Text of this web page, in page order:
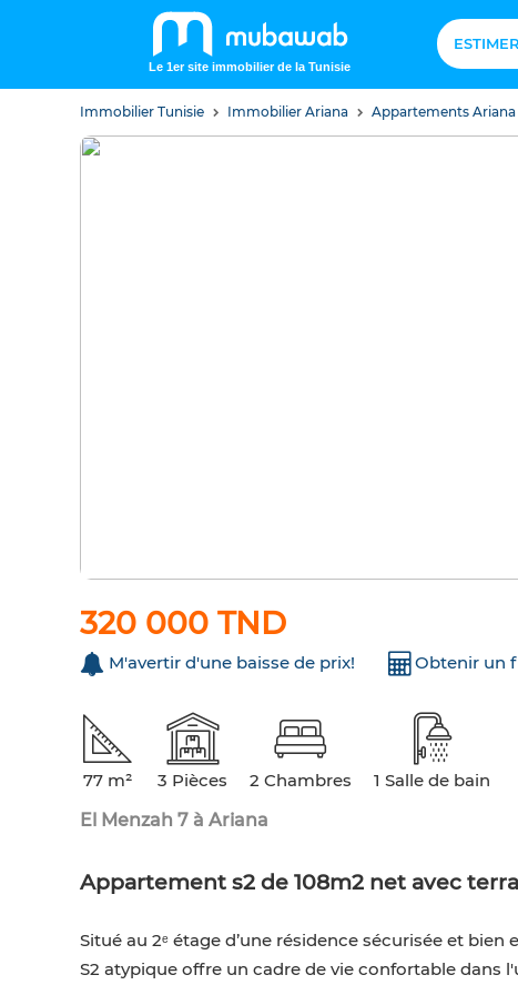
Le 1er site immobilier de la Tunisie
Immobilier Tunisie Immobilier Ariana Appartements Ariana
320 000 TND
M'avertir d'une baisse de prix! Obtenir un
77 m² 3 Pièces 2 Chambres
1 Salle de bain
El Menzah 7 à Ariana
Appartement s2 de 108m2 net avec
Situé au 2ᵉ étage d’une résidence sécurisée et
S2 atypique offre un cadre de vie confortable dans